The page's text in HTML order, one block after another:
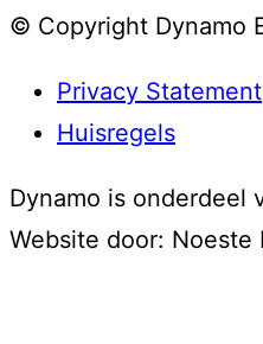
© Copyright Dynamo
Privacy Statement
Huisregels
Dynamo is onderdeel
Website door: Noeste